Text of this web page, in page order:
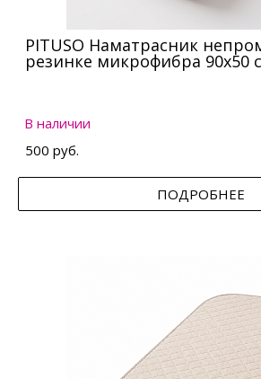
PITUSO Наматрасник
резинке микрофибра 90х50
В наличии
500 руб.
ПОДРОБНЕЕ